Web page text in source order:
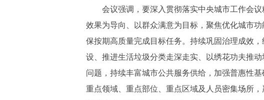
会议强调，要深入贯彻落实中央城市工作会议
效果为导向、以群众满意为目标，聚焦优化城市
保按期高质量完成目标任务。持续巩固治理成效
设、推进生活垃圾分类走深走实、以绣花功夫推
问题，持续丰富城市公共服务供给，加强普惠性
重点领域、重点部位、重点区域及人员密集场所